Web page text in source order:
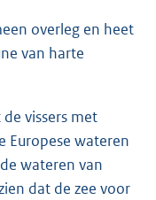
overleg en heet
van harte
de vissers met
Europese wateren
wateren van
dat de zee voor